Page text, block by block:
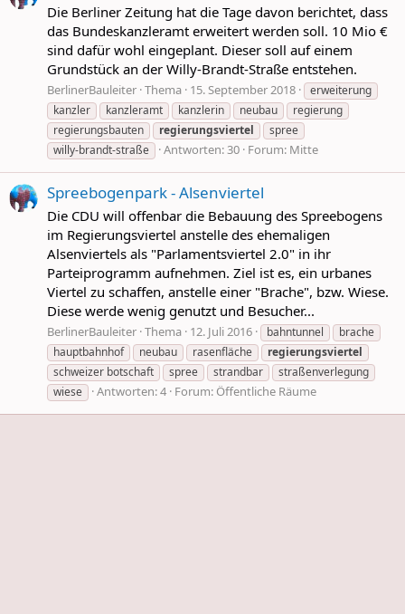
Die Berliner Zeitung hat die Tage davon berichtet, dass
das Bundeskanzleramt erweitert werden soll. 10 Mio €
sind dafür wohl eingeplant. Dieser soll auf einem
Grundstück an der Willy-Brandt-Straße entstehen.
BerlinerBauleiter Thema 15. September 2018
erweiterung
kanzler
kanzleramt kanzlerin neubau
regierung
regierungsbauten
regierungsviertel
spree
willy-brandt-straße
Antworten: 30 Forum: Mitte
Spreebogenpark - Alsenviertel
Die CDU will offenbar die Bebauung des Spreebogens
im Regierungsviertel anstelle des ehemaligen
Alsenviertels als "Parlamentsviertel 2.0" in ihr
Parteiprogramm aufnehmen. Ziel ist es, ein urbanes
Viertel zu schaffen, anstelle einer "Brache", bzw. Wiese.
Diese werde wenig genutzt und Besucher...
BerlinerBauleiter Thema 12. Juli 2016 bahntunnel
brache
hauptbahnhof
neubau rasenfläche
regierungsviertel
schweizer botschaft
spree strandbar
straßenverlegung
wiese
Antworten: 4 Forum: Öffentliche Räume